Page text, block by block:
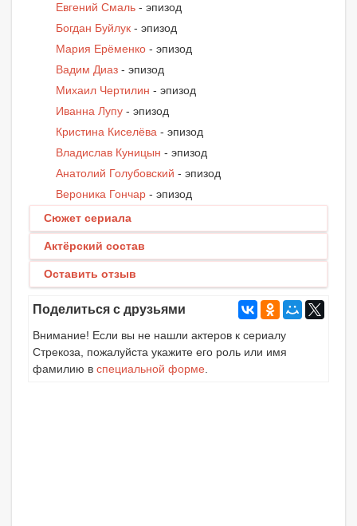
Евгений Смаль - эпизод
Богдан Буйлук - эпизод
Мария Ерёменко - эпизод
Вадим Диаз - эпизод
Михаил Чертилин - эпизод
Иванна Лупу - эпизод
Кристина Киселёва - эпизод
Владислав Куницын - эпизод
Анатолий Голубовский - эпизод
Вероника Гончар - эпизод
Сюжет сериала
Актёрский состав
Оставить отзыв
Поделиться с друзьями
Внимание! Если вы не нашли актеров к сериалу
Стрекоза, пожалуйста укажите его роль или имя
фамилию в специальной форме